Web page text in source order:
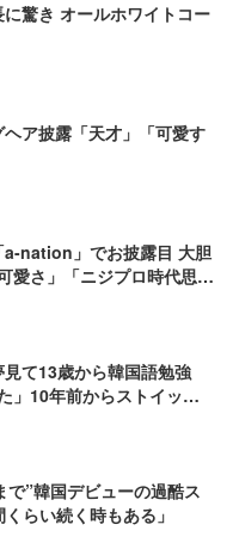
驚き オールホワイトコー
ア披露「天才」「可愛す
a-nation」でお披露目 大胆
愛さ」「ニジプロ時代思い
て13歳から韓国語勉強
」10年前からストイック
”韓国デビューの過酷ス
らい続く時もある」